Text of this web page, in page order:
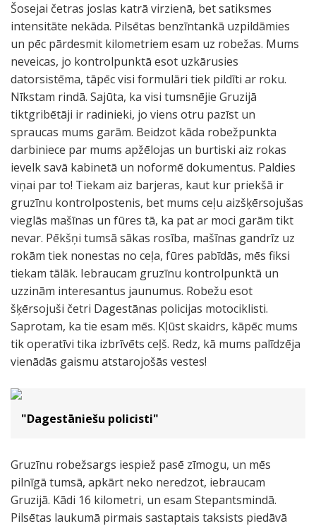
Šosejai četras joslas katrā virzienā, bet satiksmes
intensitāte nekāda. Pilsētas benzīntankā uzpildāmies
un pēc pārdesmit kilometriem esam uz robežas. Mums
neveicas, jo kontrolpunktā esot uzkārusies
datorsistēma, tāpēc visi formulāri tiek pildīti ar roku.
Nīkstam rindā. Sajūta, ka visi tumsnējie Gruzijā
tiktgribētāji ir radinieki, jo viens otru pazīst un
spraucas mums garām. Beidzot kāda robežpunkta
darbiniece par mums apžēlojas un burtiski aiz rokas
ievelk savā kabinetā un noformē dokumentus. Paldies
viņai par to! Tiekam aiz barjeras, kaut kur priekšā ir
gruzīnu kontrolpostenis, bet mums ceļu aizšķērsojušas
vieglās mašīnas un fūres tā, ka pat ar moci garām tikt
nevar. Pēkšņi tumsā sākas rosība, mašīnas gandrīz uz
rokām tiek nonestas no ceļa, fūres pabīdās, mēs fiksi
tiekam tālāk. Iebraucam gruzīnu kontrolpunktā un
uzzinām interesantus jaunumus. Robežu esot
šķērsojuši četri Dagestānas policijas motociklisti.
Saprotam, ka tie esam mēs. Kļūst skaidrs, kāpēc mums
tik operatīvi tika izbrīvēts ceļš. Redz, kā mums palīdzēja
vienādās gaismu atstarojošās vestes!
"Dagestāniešu policisti"
Gruzīnu robežsargs iespiež pasē zīmogu, un mēs
pilnīgā tumsā, apkārt neko neredzot, iebraucam
Gruzijā. Kādi 16 kilometri, un esam Stepantsmindā.
Pilsētas laukumā pirmais sastaptais taksists piedāvā